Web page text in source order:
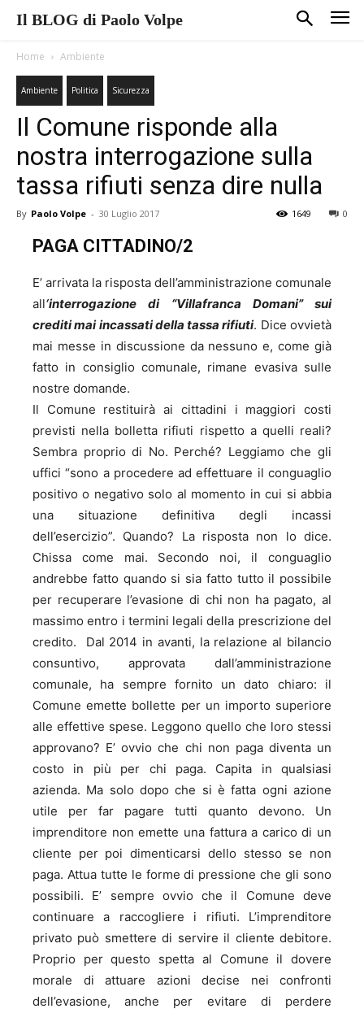
Il BLOG di Paolo Volpe
Home Ambiente
Ambiente Politica Sicurezza
Il Comune risponde alla
nostra interrogazione sulla
tassa rifiuti senza dire nulla
By Paolo Volpe - 30 Luglio 2017 0
1649
PAGA CITTADINO/2
E’ arrivata la risposta dell’amministrazione comunale
all‘interrogazione di “Villafranca Domani” sui
crediti mai incassati della tassa rifiuti. Dice ovvietà
mai messe in discussione da nessuno e, come già
fatto in consiglio comunale, rimane evasiva sulle
nostre domande.
Il Comune restituirà ai cittadini i maggiori costi
previsti nella bolletta rifiuti rispetto a quelli reali?
Sembra proprio di No. Perché? Leggiamo che gli
uffici “sono a procedere ad effettuare il conguaglio
positivo o negativo solo al momento in cui si abbia
una situazione definitiva degli incassi
dell’esercizio”. Quando? La risposta non lo dice.
Chissa come mai. Secondo noi, il conguaglio
andrebbe fatto quando si sia fatto tutto il possibile
per recuperare l’evasione di chi non ha pagato, al
massimo entro i termini legali della prescrizione del
credito. Dal 2014 in avanti, la relazione al bilancio
consuntivo, approvata dall’amministrazione
comunale, ha sempre fornito un dato chiaro: il
Comune emette bollette per un importo superiore
alle effettive spese. Leggono quello che loro stessi
approvano? E’ ovvio che chi non paga diventa un
costo in più per chi paga. Capita in qualsiasi
azienda. Ma solo dopo che si è fatta ogni azione
utile per far pagare tutti quanto devono. Un
imprenditore non emette una fattura a carico di un
cliente per poi dimenticarsi dello stesso se non
paga. Attua tutte le forme di pressione che gli sono
possibili. E’ sempre ovvio che il Comune deve
continuare a raccogliere i rifiuti. L’imprenditore
privato può smettere di servire il cliente debitore.
Proprio per questo spetta al Comune il dovere
morale di attuare azioni decise nei confronti
dell’evasione, anche per evitare di perdere